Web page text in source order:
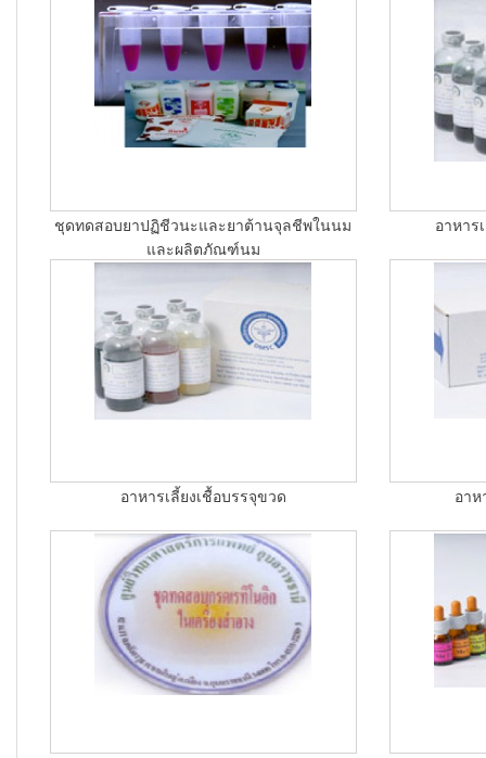
ชุดทดสอบยาปฏิชีวนะและยาต้านจุลชีพในนม
และผลิตภัณฑ์นม
อาหาร
อาหารเลี้ยงเชื้อบรรจุขวด อาห